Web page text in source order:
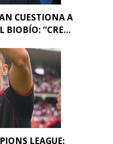
CUESTIONA A
BIOBÍO: “CRE...
LEAGUE: